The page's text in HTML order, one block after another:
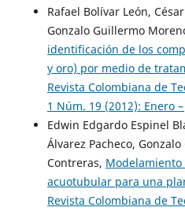
Rafael Bolívar León,
Gonzalo Guillermo
identificación de los
y oro) por medio de
Revista Colombiana de
1 Núm. 19 (2012): Enero
Edwin Edgardo Espinel
Álvarez Pacheco,
Contreras,
acuotubular para una
Revista Colombiana de